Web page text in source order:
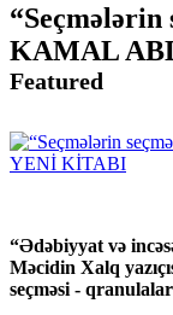
“Seçmələrin
KAMAL
Featured
“Ədəbiyyat və
Məcidin Xalq
seçməsi -